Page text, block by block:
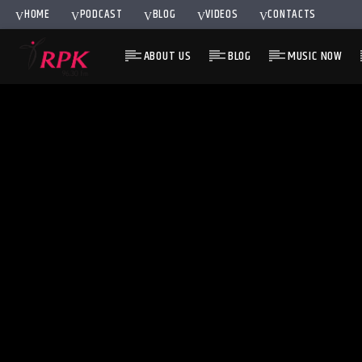
HOME PODCAST BLOG VIDEOS CONTACTS
ABOUT US BLOG MUSIC NOW